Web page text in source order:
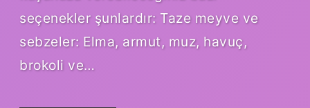
seçenekler şunlardır: Taze meyve ve
sebzeler: Elma, armut, muz, havuç,
brokoli ve…